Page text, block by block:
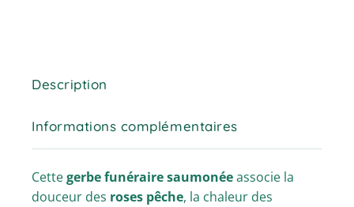
Description
Informations complémentaires
Cettegerbe funéraire saumonéeassocie la
douceur des roses pêche, la chaleur des